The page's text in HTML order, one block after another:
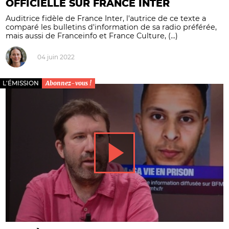
OFFICIELLE SUR FRANCE INTER
Auditrice fidèle de France Inter, l'autrice de ce texte a
comparé les bulletins d'information de sa radio préférée,
mais aussi de Franceinfo et France Culture, (...)
04 juin 2022
L'ÉMISSION Abonnez-vous !